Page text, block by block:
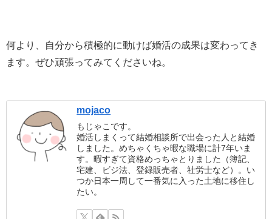
何より、自分から積極的に動けば婚活の成果は変わってき
ます。ぜひ頑張ってみてくださいね。
mojaco
もじゃこです。
婚活しまくって結婚相談所で出会った人と結婚
しました。めちゃくちゃ暇な職場に計7年いま
す。暇すぎて資格めっちゃとりました（簿記、
宅建、ビジ法、登録販売者、社労士など）。い
つか日本一周して一番気に入った土地に移住し
たい。